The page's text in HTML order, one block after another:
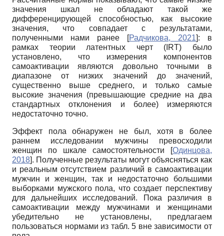
значения шкал не обладают такой же
дифференцирующей способностью, как высокие
значения, что совпадает с результатами,
полученными нами ранее
[Радчикова, 2021]: в
рамках теории латентных черт (IRT) было
установлено, что измерения компонентов
самоактивации являются довольно точными в
диапазоне от низких значений до значений,
существенно выше среднего, и только самые
высокие значения (превышающие средние на два
стандартных отклонения и более) измеряются
недостаточно точно.
Эффект пола обнаружен не был, хотя в более
раннем исследовании мужчины превосходили
женщин по шкале самостоятельности
[Одинцова,
2018]. Полученные результаты могут объясняться как
и реальным отсутствием различий в самоактивации
мужчин и женщин, так и недостаточно большими
выборками мужского пола, что создает перспективу
для дальнейших исследований. Пока различия в
самоактивации между мужчинами и женщинами
убедительно не установлены, предлагаем
пользоваться нормами из табл. 5 вне зависимости от